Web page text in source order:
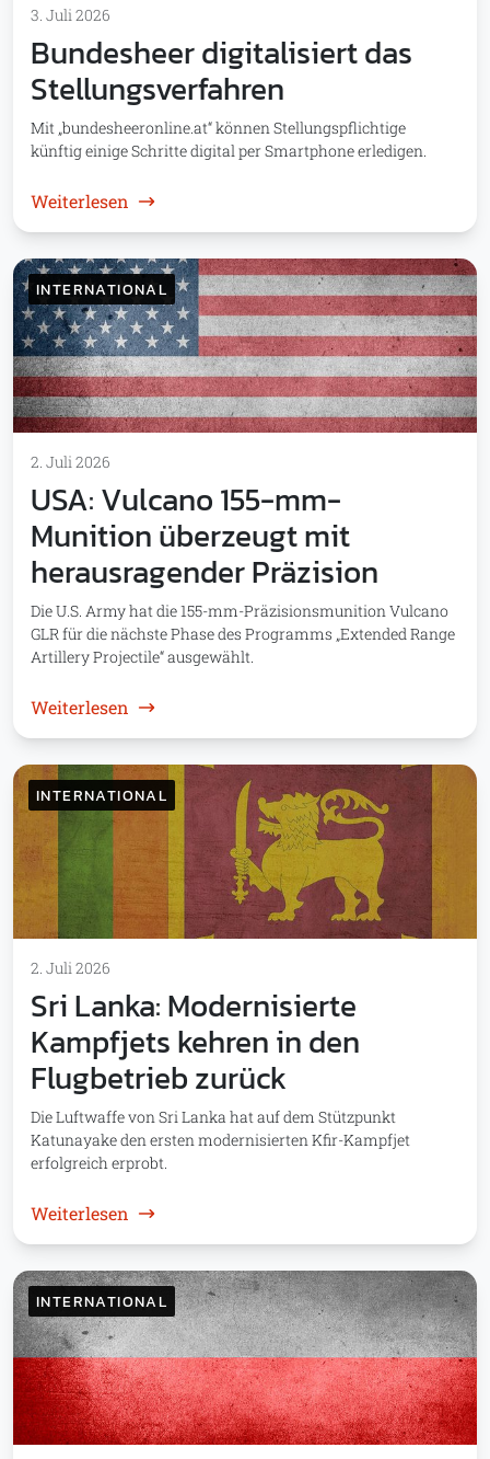
3. Juli 2026
Bundesheer digitalisiert das
Stellungsverfahren
Mit „bundesheeronline.at“ können Stellungspflichtige
künftig einige Schritte digital per Smartphone erledigen.
Weiterlesen : Bundesheer digitalisiert das
INTERNATIONAL
2. Juli 2026
USA: Vulcano 155-mm-
Munition überzeugt mit
herausragender Präzision
Die U.S. Army hat die 155-mm-Präzisionsmunition Vulcano
GLR für die nächste Phase des Programms „Extended Range
Artillery Projectile“ ausgewählt.
Weiterlesen : USA: Vulcano 155-mm-Munition
INTERNATIONAL
2. Juli 2026
Sri Lanka: Modernisierte
Kampfjets kehren in den
Flugbetrieb zurück
Die Luftwaffe von Sri Lanka hat auf dem Stützpunkt
Katunayake den ersten modernisierten Kfir-Kampfjet
erfolgreich erprobt.
Weiterlesen : Sri Lanka: Modernisierte Kampfjets
INTERNATIONAL